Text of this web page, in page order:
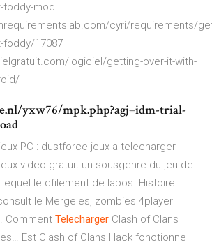
foddy-mod
cyri/requirements/
foddy/17087
logiciel/getting-over-it-with-
yxw76/mpk.php?agj=idm-trial-
jeux PC : dustforce jeux a telecharger
video gratuit un sousgenre du jeu de
le dfilement de lapos. Histoire
le Mergeles, zombies 4player
Comment Telecharger Clash of Clans
Est Clash of Clans Hack fonctionne